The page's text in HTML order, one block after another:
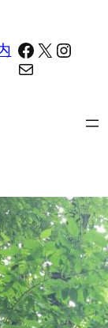
Facebook
X
メール